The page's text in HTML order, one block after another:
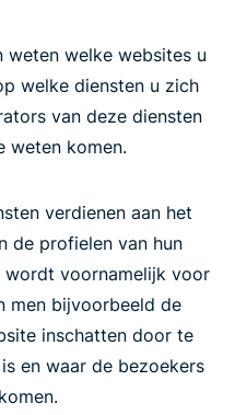
weten welke websites u
welke diensten u zich
van deze diensten
weten komen.
verdienen aan het
de profielen van hun
wordt voornamelijk voor
men bijvoorbeeld de
inschatten door te
en waar de bezoekers